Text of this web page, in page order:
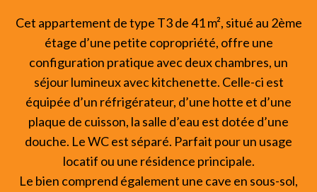
Cet appartement de type T3 de 41 m², situé au 2ème
étage d’une petite copropriété, offre une
configuration pratique avec deux chambres, un
séjour lumineux avec kitchenette. Celle-ci est
équipée d’un réfrigérateur, d’une hotte et d’une
plaque de cuisson, la salle d’eau est dotée d’une
douche. Le WC est séparé. Parfait pour un usage
locatif ou une résidence principale.
Le bien comprend également une cave en sous-sol,